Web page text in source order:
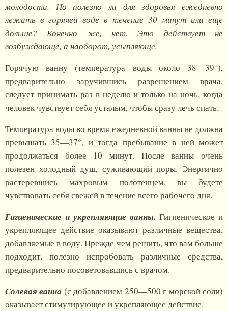
молодости. Но полезно ли для здоровья ежедневно
лежать в горячей воде в течение 30 минут или еще
дольше? Конечно же, нет. Это действует не
возбуждающе, а наоборот, усыпляюще.
Горячую ванну (температура воды около 38—39°),
предварительно заручившись разрешением врача,
следует принимать раз в неделю и только на ночь, когда
человек чувствует себя усталым, чтобы сразу лечь спать.
Температура воды во время ежедневной ванны не должна
превышать 35—37°, и тогда пребывание в ней может
продолжаться более 10 минут. После ванны очень
полезен холодный душ, суживающий поры. Энергично
растеревшись махровым полотенцем, вы будете
чувствовать себя свежей в течение всего рабочего дня.
Гигиенические и укрепляющие ванны. Гигиеническое и
укрепляющее действие оказывают различные вещества,
добавляемые в воду. Прежде чем решить, что вам больше
подходит, полезно испробовать различные средства,
предварительно посоветовавшись с врачом.
Солевая ванна (с добавлением 250—500 г морской соли)
оказывает стимулирующее и укрепляющее действие.